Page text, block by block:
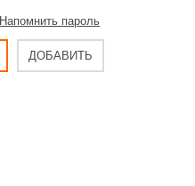
Напомнить пароль
ДОБАВИТЬ